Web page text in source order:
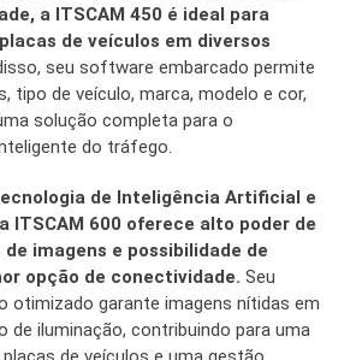
a ITSCAM 450 é ideal para
de veículos em diversos
seu software embarcado permite
tipo de veículo, marca, modelo e cor,
solução completa para o
do tráfego.
de Inteligência Artificial e
ITSCAM 600 oferece alto poder de
imagens e possibilidade de
opção de conectividade. Seu
otimizado garante imagens nítidas em
de iluminação, contribuindo para uma